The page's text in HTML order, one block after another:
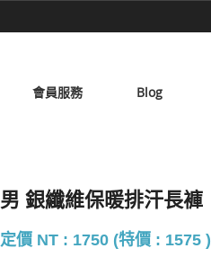
會員服務 Blog
男 銀纖維保暖排汗長褲
定價 NT : 1750 (特價 : 1575 )